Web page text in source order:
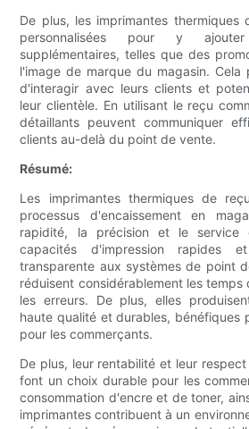
De plus, les imprimantes thermiques
personnalisées pour y
supplémentaires, telles que des
l'image de marque du magasin. Cela
d'interagir avec leurs clients et
leur clientèle. En utilisant le reçu
détaillants peuvent communiquer
clients au-delà du point de vente.
Résumé:
Les imprimantes thermiques de
processus d'encaissement en
rapidité, la précision et le service
capacités d'impression rapides
transparente aux systèmes de point
réduisent considérablement les
les erreurs. De plus, elles
haute qualité et durables, bénéfiques
pour les commerçants.
De plus, leur rentabilité et leur
font un choix durable pour les
consommation d'encre et de toner,
imprimantes contribuent à un